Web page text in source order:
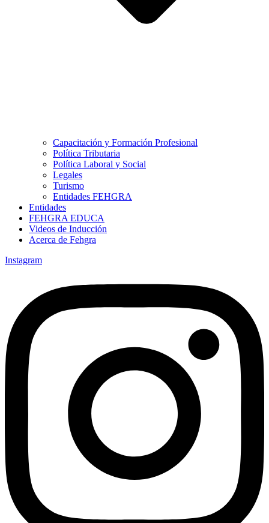
Capacitación y Formación Profesional
Política Tributaria
Política Laboral y Social
Legales
Turismo
Entidades FEHGRA
Entidades
FEHGRA EDUCA
Videos de Inducción
Acerca de Fehgra
Instagram